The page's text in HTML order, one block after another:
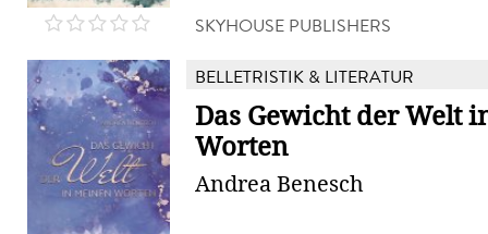
SKYHOUSE PUBLISHERS
BELLETRISTIK & LITERATUR
Das Gewicht der Welt
Worten
Andrea Benesch